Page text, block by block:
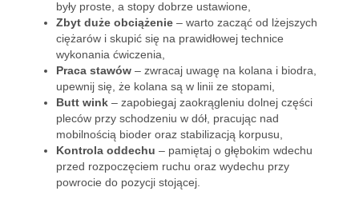
były proste, a stopy dobrze ustawione,
Zbyt duże obciążenie – warto zacząć od lżejszych
ciężarów i skupić się na prawidłowej technice
wykonania ćwiczenia,
Praca stawów – zwracaj uwagę na kolana i biodra,
upewnij się, że kolana są w linii ze stopami,
Butt wink – zapobiegaj zaokrągleniu dolnej części
pleców przy schodzeniu w dół, pracując nad
mobilnością bioder oraz stabilizacją korpusu,
Kontrola oddechu – pamiętaj o głębokim wdechu
przed rozpoczęciem ruchu oraz wydechu przy
powrocie do pozycji stojącej.